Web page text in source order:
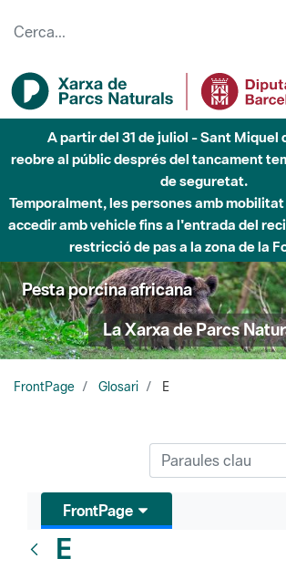
A partir del 31 de juliol - Sant Miquel
reobre al públic després del tancament
de seguretat.
Temporalment, les persones amb
accedir amb vehicle fins a l'entrada del
restricció de pas a la zona de la
Pesta porcina africana
La Xarxa de Parcs
FrontPage Glosari E
FrontPage
E